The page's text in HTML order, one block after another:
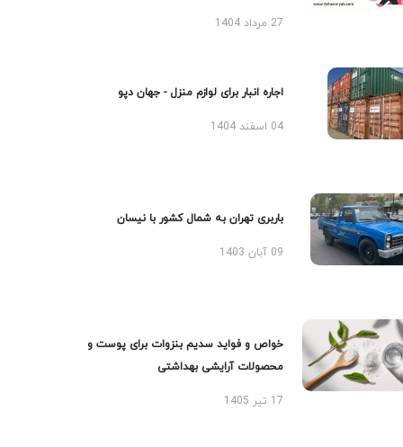
27 مرداد 1404
اجاره انبار برای لوازم منزل - جهان دپو
04 اسفند 1404
باربری تهران به شمال کشور با نیسان
09 آبان 1403
خواص و فواید سدیم بنزوات برای پوست و
محصولات آرایشی بهداشتی
17 تیر 1405